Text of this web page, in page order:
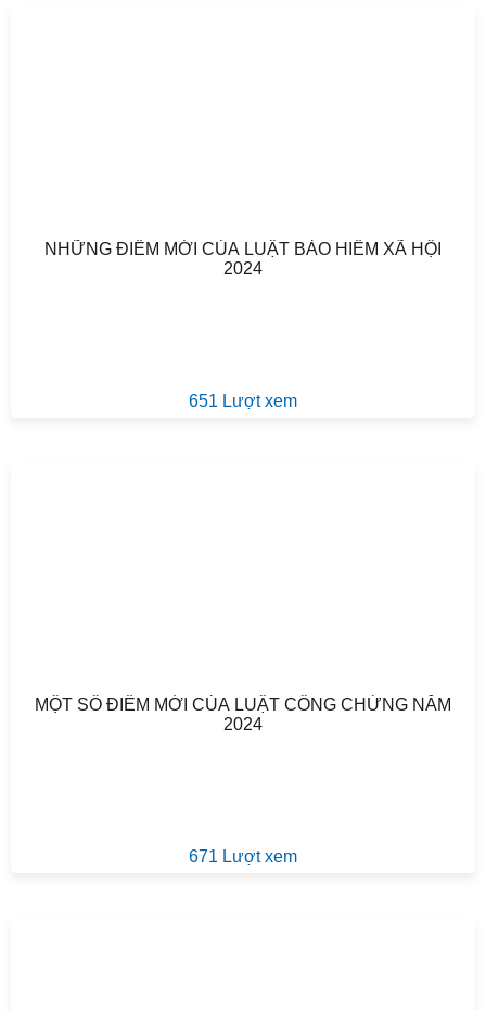
NHỮNG ĐIỂM MỚI CỦA LUẬT BẢO HIỂM XÃ HỘI
2024
651 Lượt xem
MỘT SỐ ĐIỂM MỚI CỦA LUẬT CÔNG CHỨNG NĂM
2024
671 Lượt xem